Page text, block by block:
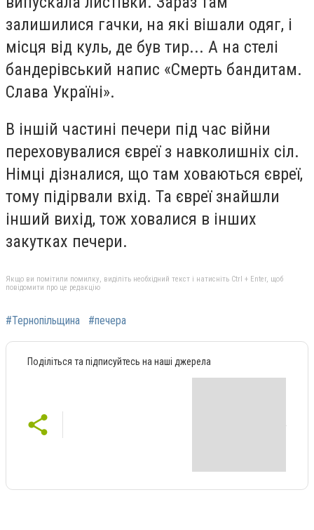
залишилися гачки, на які вішали одяг, і
місця від куль, де був тир... А на стелі
бандерівський напис «Смерть бандитам.
Слава Україні».
В іншій частині печери під час війни
переховувалися євреї з навколишніх сіл.
Німці дізналися, що там ховаються євреї,
тому підірвали вхід. Та євреї знайшли
інший вихід, тож ховалися в інших
закутках печери.
Якщо ви помітили помилку, виділіть необхідний текст і натисніть Ctrl + Enter, щоб
повідомити про це редакцію
#Тернопільщина #печера
Поділіться та підписуйтесь на наші джерела